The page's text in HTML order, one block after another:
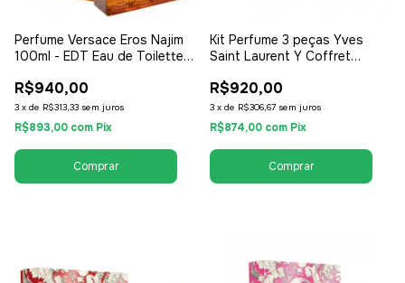
Perfume Versace Eros Najim
100ml - EDT Eau de Toilette -
R$940,00
3 x de R$313,33 sem juros
R$893,00 com Pix
Kit Perfume 3 peças Yves
Saint Laurent Y Coffret
+ 1 Creme Pós Barba -
Masculino
R$920,00
3 x de R$306,67 sem juros
R$874,00 com Pix